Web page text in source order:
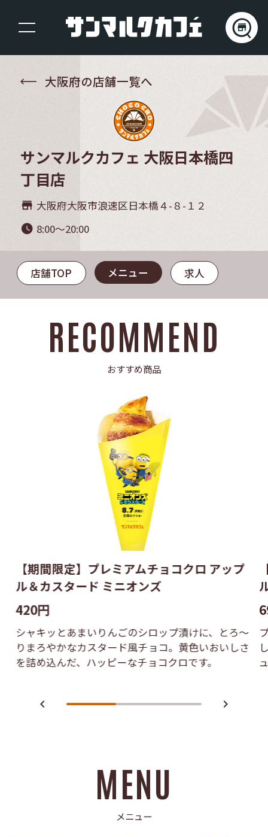
大阪府の店舗一覧へ
サンマルクカフェ 大阪日本橋四
丁目店
store_mall_directory 大阪府大阪市浪速区日本橋４-８-１２
watch_later 8:00～20:00
店舗TOP メニュー 求人
RECOMMEND
おすすめ商品
【期間限定】プレミアムチョコクロ アップ
ル＆カスタード ミニオンズ
420円
シャキッとあまいりんごのシロップ漬けに、とろ〜
りまろやかなカスタード風チョコ。黄色いおいしさ
を詰め込んだ、ハッピーなチョコクロです。
navigate_before navigate_next
MENU
メニュー